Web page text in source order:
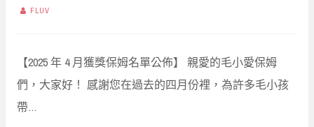
FLUV
【2025 年 4 月獲獎保姆名單公佈】 親愛的毛小愛保姆
們，大家好！ 感謝您在過去的四月份裡，為許多毛小孩
帶…